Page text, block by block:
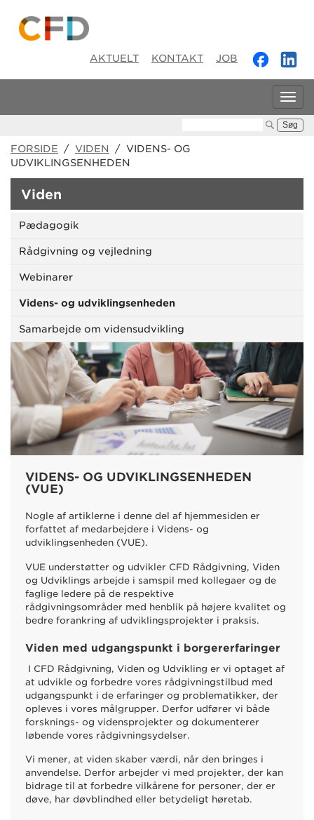
AKTUELT KONTAKT JOB
FORSIDE / VIDEN
/ VIDENS- OG
UDVIKLINGSENHEDEN
Viden
Pædagogik
Rådgivning og vejledning
Webinarer
Videns- og udviklingsenheden
Samarbejde om vidensudvikling
VIDENS- OG UDVIKLINGSENHEDEN
(VUE)
Nogle af artiklerne i denne del af hjemmesiden er
forfattet af medarbejdere i Videns- og
udviklingsenheden (VUE).
VUE understøtter og udvikler CFD Rådgivning, Viden
og Udviklings arbejde i samspil med kollegaer og de
faglige ledere på de respektive
rådgivningsområder med henblik på højere kvalitet og
bedre forankring af udviklingsprojekter i praksis.
Viden med udgangspunkt i borgererfaringer
I CFD Rådgivning, Viden og Udvikling er vi optaget af
at udvikle og forbedre vores rådgivningstilbud med
udgangspunkt i de erfaringer og problematikker, der
opleves i vores målgrupper. Derfor udfører vi både
forsknings- og vidensprojekter og dokumenterer
løbende vores rådgivningsydelser.
Vi mener, at viden skaber værdi, når den bringes i
anvendelse. Derfor arbejder vi med projekter, der kan
bidrage til at forbedre vilkårene for personer, der er
døve, har døvblindhed eller betydeligt høretab.